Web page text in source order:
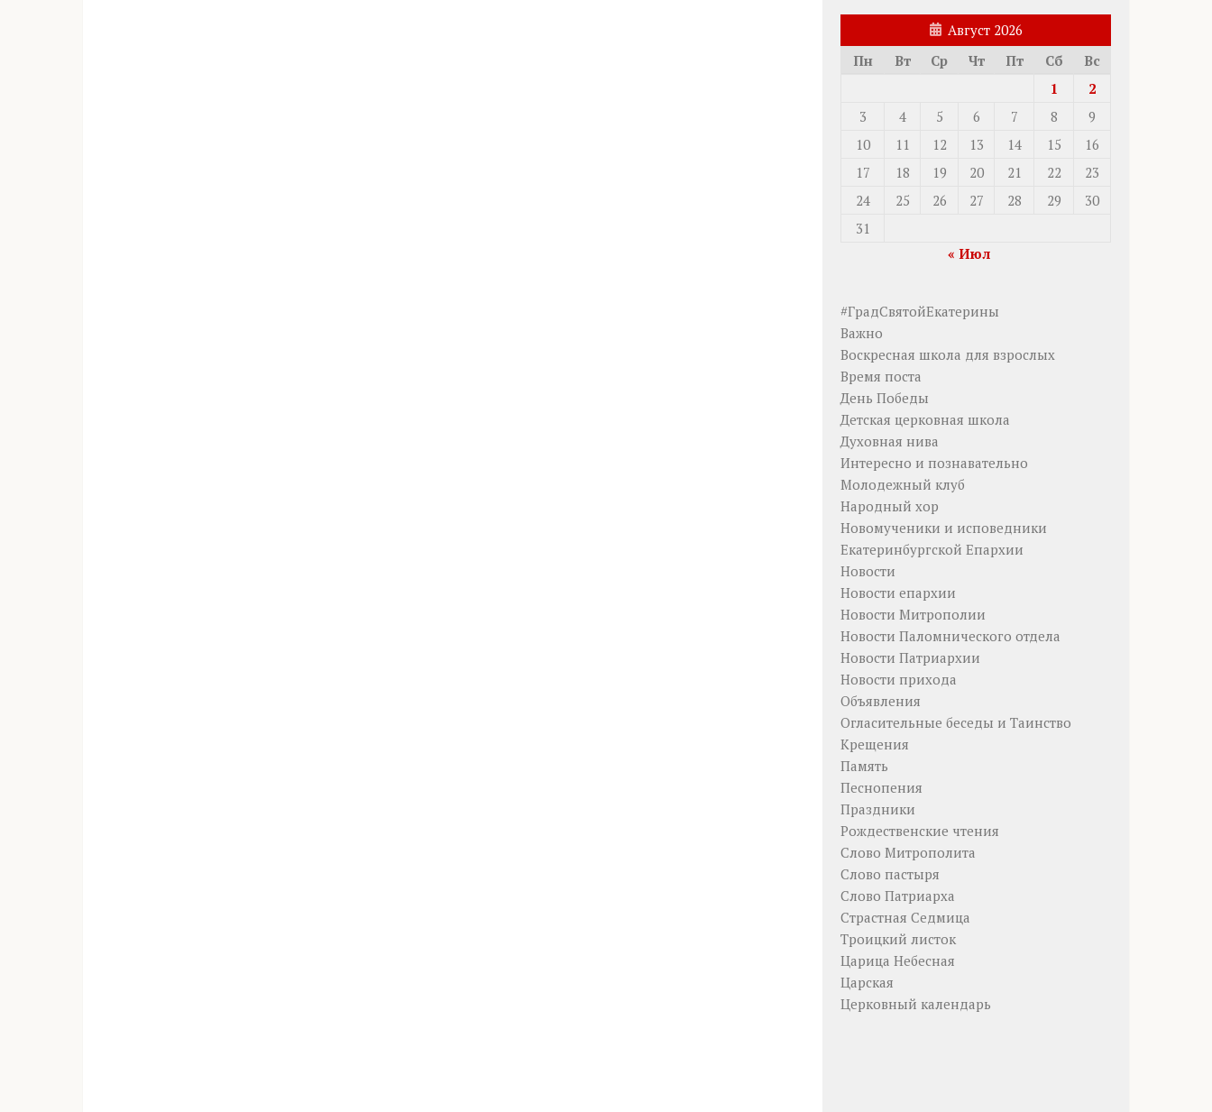
Август 2026
Пн
Вт Ср Чт Пт Сб
Вс
1
2
3
4 5 6 7 8
9
10
11 12 13 14 15
16
17
18 19 20 21 22
23
24
25 26 27 28 29
30
31
« Июл
#ГрадСвятойЕкатерины
Важно
Воскресная школа для взрослых
Время поста
День Победы
Детская церковная школа
Духовная нива
Интересно и познавательно
Молодежный клуб
Народный хор
Новомученики и исповедники
Екатеринбургской Епархии
Новости
Новости епархии
Новости Митрополии
Новости Паломнического отдела
Новости Патриархии
Новости прихода
Объявления
Огласительные беседы и Таинство
Крещения
Память
Песнопения
Праздники
Рождественские чтения
Слово Митрополита
Слово пастыря
Слово Патриарха
Страстная Седмица
Троицкий листок
Царица Небесная
Царская
Церковный календарь